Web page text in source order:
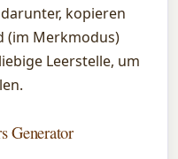
kopieren
(im Merkmodus)
Leerstelle, um
Generator